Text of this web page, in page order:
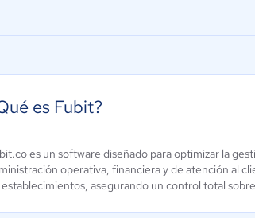
Gal-Da
Restaurantes
Presik
Aún sin
es Fubit?
es un software diseñado para optimizar la
operativa, financiera y de atención al
asegurando un control total